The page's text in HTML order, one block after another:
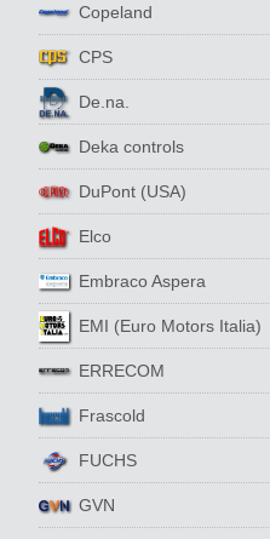
Copeland
CPS
De.na.
Deka controls
DuPont (USA)
Elco
Embraco Aspera
EMI (Euro Motors Italia)
ERRECOM
Frascold
FUCHS
GVN